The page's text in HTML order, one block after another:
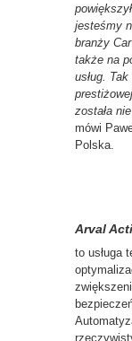
jesteśmy
branży
także na
usług.
została
mówi
Polska.
Arval
to usługa